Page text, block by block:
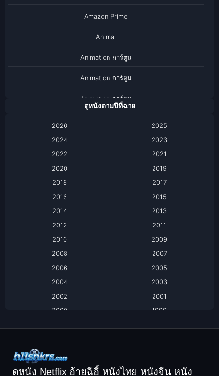
Amazon Prime
Animal
Animation การ์ตูน
Animation การ์ตูน
Animation การ์ตูน
Based on a True Story เรื่องจริง
Based on a True Story เรื่องจริง
Comedy ตลก
ดูหนังตามปีที่ฉาย
2026
2025
2024
2023
2022
2021
2020
2019
2018
2017
2016
2015
2014
2013
2012
2011
2010
2009
2008
2007
2006
2005
2004
2003
2002
2001
2000
1999
1994
1992
1991
ดูหนัง Netflix อ้ายฉีอี้ หนังไทย หนังจีน หนัง